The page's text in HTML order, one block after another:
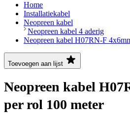
Home
Installatiekabel
Neopreen kabel
Neopreen kabel 4 aderig
Neopreen kabel H07RN-F
Toevoegen aan lijst
Neopreen kabel
per rol 100 meter